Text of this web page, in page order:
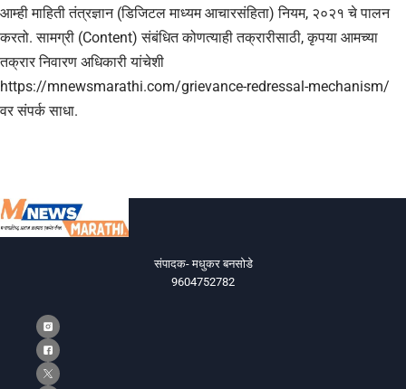
​आम्ही माहिती तंत्रज्ञान (डिजिटल माध्यम आचारसंहिता) नियम, २०२१ चे पालन
करतो. सामग्री (Content) संबंधित कोणत्याही तक्रारीसाठी, कृपया आमच्या
तक्रार निवारण अधिकारी यांचेशी
https://mnewsmarathi.com/grievance-redressal-mechanism/
वर संपर्क साधा.
संपादक- मधुकर बनसोडे
9604752782